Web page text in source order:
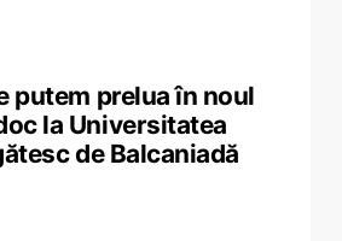
putem prelua în noul
la Universitatea
de Balcaniadă